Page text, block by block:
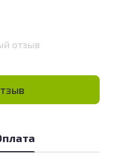
отзыв